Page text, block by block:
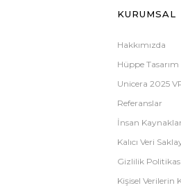
KURUMSAL
Hakkımızda
Hüppe Tasarım
Unicera 2025
Referanslar
İnsan
Kalıcı Veri
Gizlilik
Kişisel Verilerin